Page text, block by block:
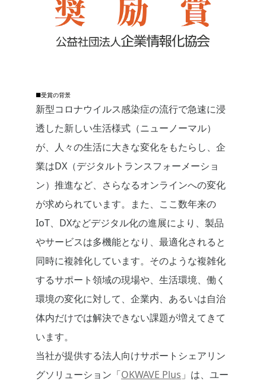
■受賞の背景
新型コロナウイルス感染症の流行で急速に浸
透した新しい生活様式（ニューノーマル）
が、人々の生活に大きな変化をもたらし、企
業はDX（デジタルトランスフォーメーショ
ン）推進など、さらなるオンラインへの変化
が求められています。また、ここ数年来の
IoT、DXなどデジタル化の進展により、製品
やサービスは多機能となり、最適化されると
同時に複雑化しています。そのような複雑化
するサポート領域の現場や、生活環境、働く
環境の変化に対して、企業内、あるいは自治
体内だけでは解決できない課題が増えてきて
います。
当社が提供する法人向けサポートシェアリン
グソリューション「OKWAVE Plus 」は、ユー